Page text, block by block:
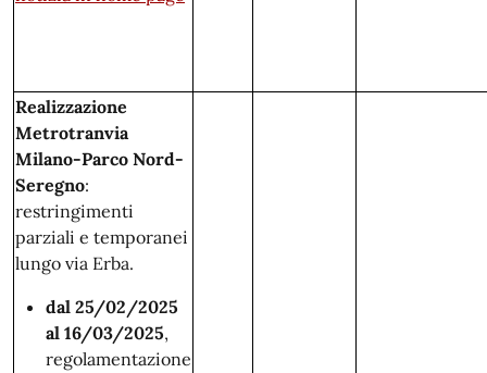
Realizzazione
Metrotranvia
Milano-Parco Nord-
Seregno:
restringimenti
parziali e temporanei
lungo via Erba.
dal 25/02/2025
al 16/03/2025,
regolamentazione